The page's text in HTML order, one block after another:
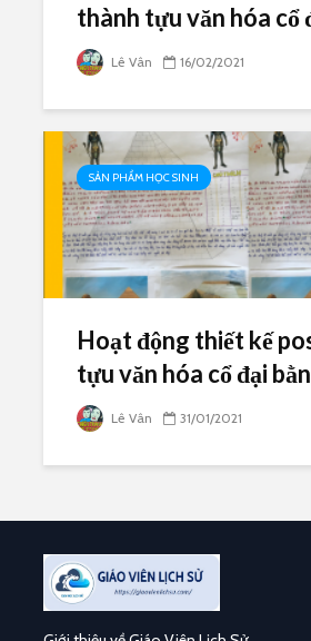
thành tựu văn hóa cổ
Lê Vân 16/02/2021
SẢN PHẨM HỌC SINH
Hoạt động thiết kế
tựu văn hóa cổ đại
Lê Vân 31/01/2021